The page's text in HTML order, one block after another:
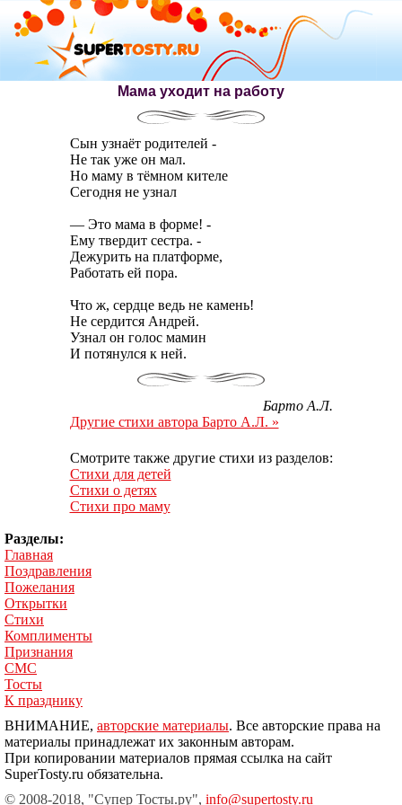
Мама уходит на работу
Сын узнаёт родителей -
Не так уже он мал.
Но маму в тёмном кителе
Сегодня не узнал
— Это мама в форме! -
Ему твердит сестра. -
Дежурить на платформе,
Работать ей пора.
Что ж, сердце ведь не камень!
Не сердится Андрей.
Узнал он голос мамин
И потянулся к ней.
Барто А.Л.
Другие стихи автора Барто А.Л. »
Смотрите также другие стихи из разделов:
Стихи для детей
Стихи о детях
Стихи про маму
Разделы:
Главная
Поздравления
Пожелания
Открытки
Стихи
Комплименты
Признания
СМС
Тосты
К празднику
ВНИМАНИЕ, авторские материалы. Все авторские права на
материалы принадлежат их законным авторам.
При копировании материалов прямая ссылка на сайт
SuperTosty.ru обязательна.
© 2008-2018, "Супер Тосты.ру", info@supertosty.ru